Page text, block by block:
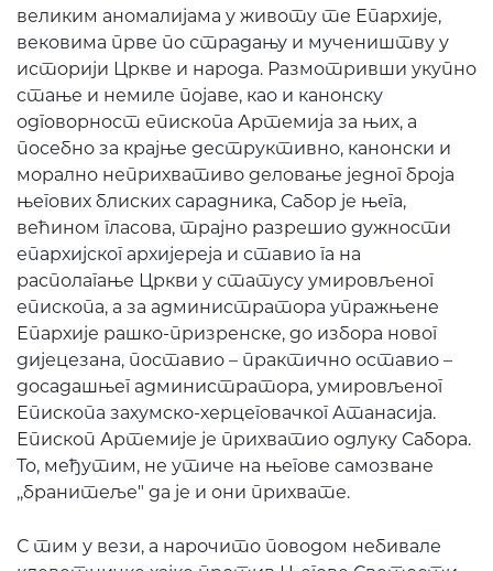
великим аномалијама у животу те Епархије,
вековима прве по страдању и мучеништву у
историји Цркве и народа. Размотривши укупно
стање и немиле појаве, као и канонску
одговорност епископа Артемија за њих, а
посебно за крајње деструктивно, канонски и
морално неприхвативо деловање једног броја
његових блиских сарадника, Сабор је њега,
већином гласова, трајно разрешио дужности
епархијског архијереја и ставио га на
располагање Цркви у статусу умировљеног
епископа, а за администратора упражњене
Епархије рашко-призренске, до избора новог
дијецезана, поставио – практично оставио –
досадашњег администратора, умировљеног
Епископа захумско-херцеговачког Атанасија.
Епископ Артемије је прихватио одлуку Сабора.
То, међутим, не утиче на његове самозване
,,бранитеље" да је и они прихвате.
С тим у вези, а нарочито поводом небивале